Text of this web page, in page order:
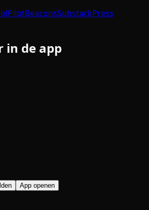
BeaconsSubstackPress
in de app
App openen